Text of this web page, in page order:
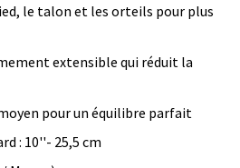
le talon et les orteils pour plus
extensible qui réduit la
pour un équilibre parfait
: 10''- 25,5 cm